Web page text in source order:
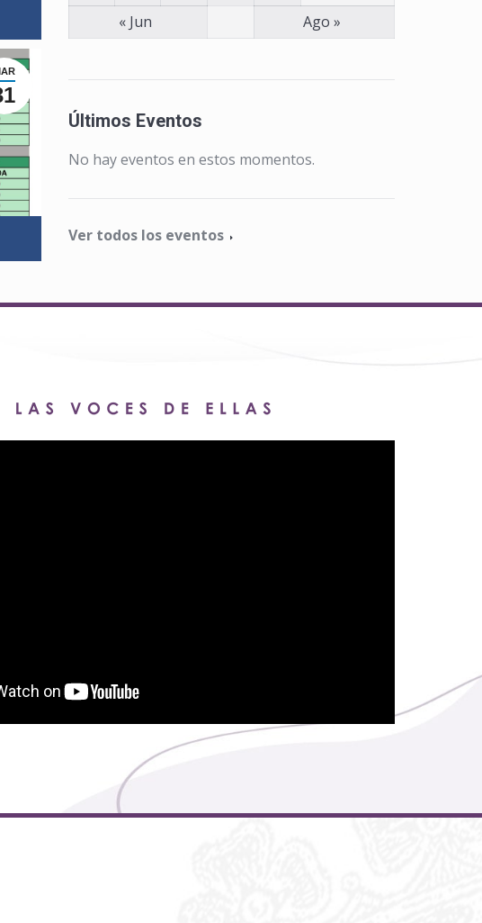
« Jun
Ago »
Últimos Eventos
No hay eventos en estos momentos.
Ver todos los eventos